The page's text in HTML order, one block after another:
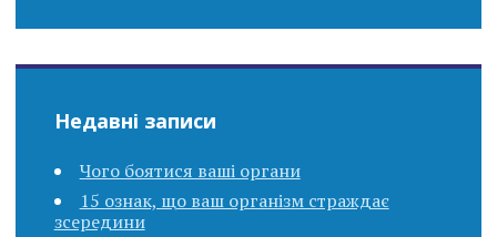
Недавні записи
Чого боятися ваші органи
15 ознак, що ваш організм страждає
зсередини